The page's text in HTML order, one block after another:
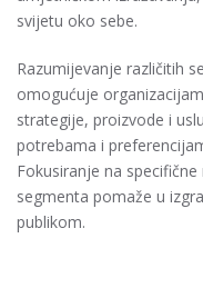
svijetu oko sebe.
Razumijevanje različitih
omogućuje
strategije, proizvode i
potrebama i
Fokusiranje na
segmenta pomaže u
publikom.